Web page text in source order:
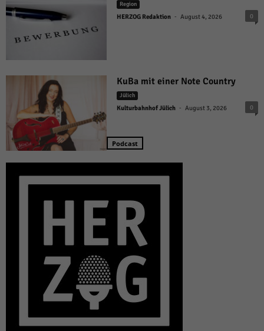
Region
HERZOG Redaktion - August 4, 2026 0
KuBa mit einer Note Country
Jülich
Kulturbahnhof Jülich - August 3, 2026 0
Podcast